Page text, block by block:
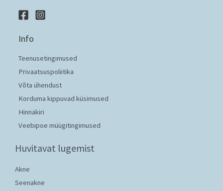
Info
Teenusetingimused
Privaatsuspoliitika
Võta ühendust
Korduma kippuvad küsimused
Hinnakiri
Veebipoe müügitingimused
Huvitavat lugemist
Akne
Seenakne